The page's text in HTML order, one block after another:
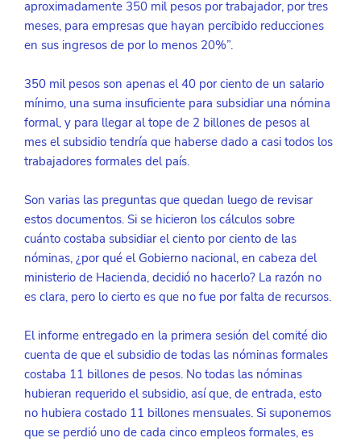
aproximadamente 350 mil pesos por trabajador, por tres
meses, para empresas que hayan percibido reducciones
en sus ingresos de por lo menos 20%”.
350 mil pesos son apenas el 40 por ciento de un salario
mínimo, una suma insuficiente para subsidiar una nómina
formal, y para llegar al tope de 2 billones de pesos al
mes el subsidio tendría que haberse dado a casi todos los
trabajadores formales del país.
Son varias las preguntas que quedan luego de revisar
estos documentos. Si se hicieron los cálculos sobre
cuánto costaba subsidiar el ciento por ciento de las
nóminas, ¿por qué el Gobierno nacional, en cabeza del
ministerio de Hacienda, decidió no hacerlo? La razón no
es clara, pero lo cierto es que no fue por falta de recursos.
El informe entregado en la primera sesión del comité dio
cuenta de que el subsidio de todas las nóminas formales
costaba 11 billones de pesos. No todas las nóminas
hubieran requerido el subsidio, así que, de entrada, esto
no hubiera costado 11 billones mensuales. Si suponemos
que se perdió uno de cada cinco empleos formales, es